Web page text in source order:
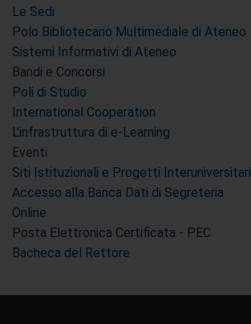
Le Sedi
Polo Bibliotecario Multimediale di Ateneo
Sistemi Informativi di Ateneo
Bandi e Concorsi
Poli di Studio
International Cooperation
L'infrastruttura di e-Learning
Eventi
Siti Istituzionali e Progetti Interuniversitari
Accesso alla Banca Dati di Segreteria
Online
Posta Elettronica Certificata - PEC
Bacheca del Rettore